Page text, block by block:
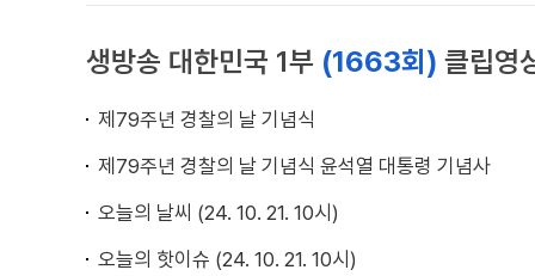
생방송 대한민국 1부 (1663회) 클립영
제79주년 경찰의 날 기념식
제79주년 경찰의 날 기념식 윤석열 대통령 기념사
오늘의 날씨 (24. 10. 21. 10시)
오늘의 핫이슈 (24. 10. 21. 10시)